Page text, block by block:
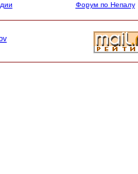
Форум по Непалу